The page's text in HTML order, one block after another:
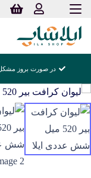
در صورت بروز مشکل در